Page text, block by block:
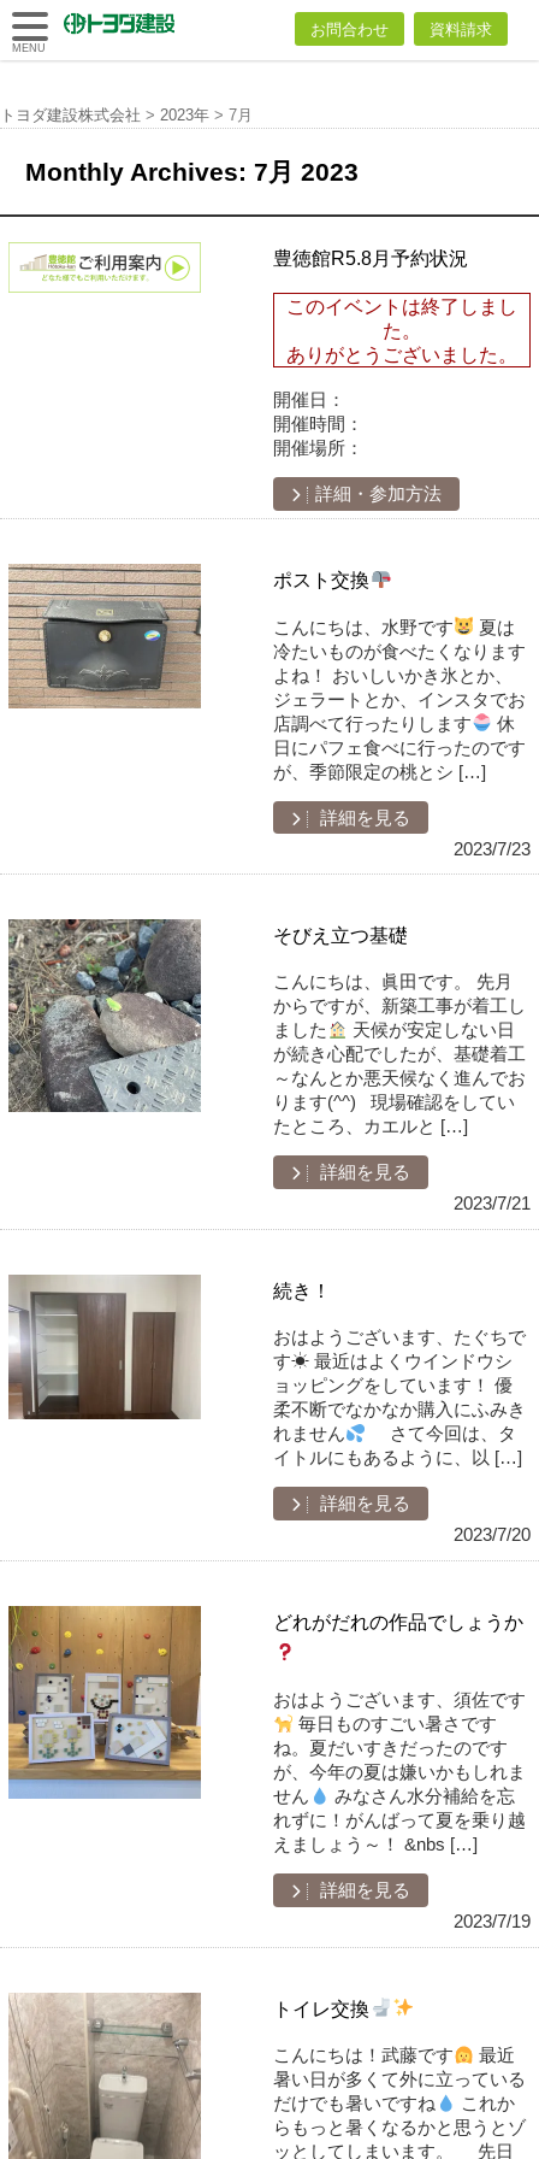
トヨダ建設
お問合わせ 資料請求
MENU
トヨダ建設株式会社 > 2023年 > 7月
Monthly Archives: 7月 2023
豊徳館R5.8月予約状況
このイベントは終了しまし
た。
ありがとうございました。
開催日：
開催時間：
開催場所：
詳細・参加方法
ポスト交換
こんにちは、水野です
夏は
冷たいものが食べたくなります
よね！ おいしいかき氷とか、
ジェラートとか、インスタでお
店調べて行ったりします
休
日にパフェ食べに行ったのです
が、季節限定の桃とシ […]
詳細を見る
2023/7/23
そびえ立つ基礎
こんにちは、眞田です。 先月
からですが、新築工事が着工し
ました
天候が安定しない日
が続き心配でしたが、基礎着工
～なんとか悪天候なく進んでお
ります(^^) 現場確認をしてい
たところ、カエルと […]
詳細を見る
2023/7/21
続き！
おはようございます、たぐちで
す☀ 最近はよくウインドウシ
ョッピングをしています！ 優
柔不断でなかなか購入にふみき
れません
さて今回は、タ
イトルにもあるように、以 […]
詳細を見る
2023/7/20
どれがだれの作品でしょうか
おはようございます、須佐です
毎日ものすごい暑さです
ね。夏だいすきだったのです
が、今年の夏は嫌いかもしれま
せん
みなさん水分補給を忘
れずに！がんばって夏を乗り越
えましょう～！ &nbs […]
詳細を見る
2023/7/19
トイレ交換
こんにちは！武藤です
最近
暑い日が多くて外に立っている
だけでも暑いですね
これか
らもっと暑くなるかと思うとゾ
ッとしてしまいます。 先日